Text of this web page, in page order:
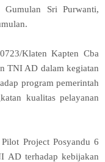
Gumulan Sri Purwanti,
Klaten Kapten Cba
TNI AD dalam kegiatan
program pemerintah
kualitas pelayanan
Project Posyandu 6
AD terhadap kebijakan